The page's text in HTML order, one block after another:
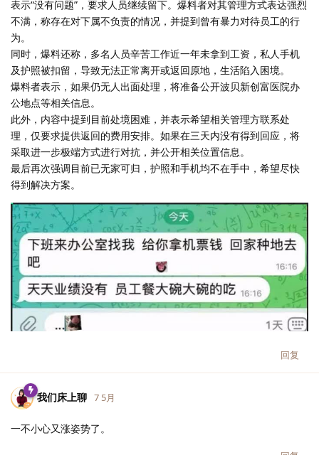
表示“没有问题”，要求人员继续留下。爆料者对其管理方式表达强烈
不满，称存在对下属不负责的情况，并提到曾有暴力对待员工的行
为。
同时，爆料还称，多名人员辛苦工作近一年未拿到工资，私人手机
及护照被扣留，导致无法正常离开或返回原地，生活陷入困境。
爆料者表示，如果仍无人出面处理，将准备公开波贝新创富医院办
公地点等相关信息。
此外，内容中提到目前处境困难，并表示希望相关管理方联系处
理，仅要求提供返回的费用安排。如果在三天内没有得到回应，将
采取进一步极端方式进行对抗，并公开相关位置信息。
最后再次强调目前已无家可归，护照和手机均不在手中，希望尽快
得到解决方案。
回复
我们床上聊 7 5月
一不小心又涨姿势了。